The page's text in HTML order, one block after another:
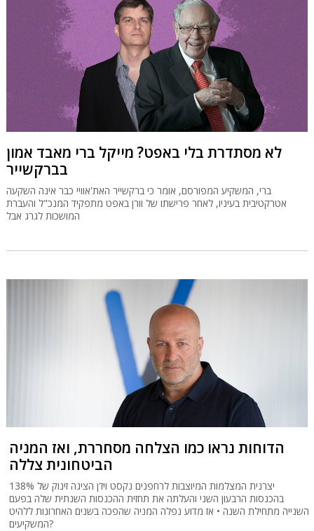
לא מסתדרת בלי באפט? מייקל ברי מאבד אמון
בברקשייר
ברי, המשקיע המפורסם, אומר כי ברקשייר האת'אוויי כבר אינה השקעה
אטרקטיבית בעיניו, לאחר פרישתו של וורן באפט מתפקיד המנכ"ל והעברת
המושכות לגרג אבל
הדוחות נראו כמו הצלחה מסחררת, ואז המניה
הביטחונית צללה
יצרנית המצלמות המיוצבות לרחפנים נקסט ויז'ן הציגה זינוק של 138%
בהכנסות הרבעון השני והעלתה את תחזית ההכנסות השנתית שלה בפעם
השנייה מתחילת השנה • אז מדוע נפלה המניה שהפכה בשנים האחרונות ללהיט
המשקיעים?